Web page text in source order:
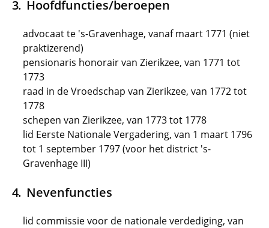
Hoofdfuncties/beroepen
advocaat te 's-Gravenhage, vanaf maart 1771 (niet
praktizerend)
pensionaris honorair van Zierikzee, van 1771 tot
1773
raad in de Vroedschap van Zierikzee, van 1772 tot
1778
schepen van Zierikzee, van 1773 tot 1778
lid Eerste Nationale Vergadering, van 1 maart 1796
tot 1 september 1797 (voor het district 's-
Gravenhage III)
Nevenfuncties
lid commissie voor de nationale verdediging, van